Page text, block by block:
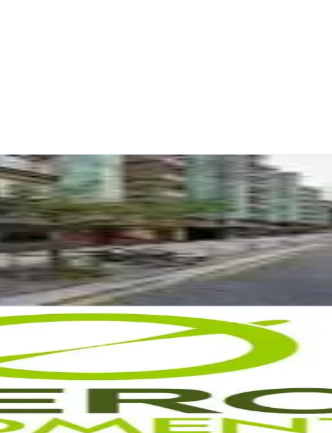
en clientes con diseño responsivo y experiencia de usuario optimizada
digital desde la estrategia hasta la ejecución en redes y diseño gráfico